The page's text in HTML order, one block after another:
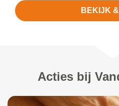
BEKIJK
Acties bij